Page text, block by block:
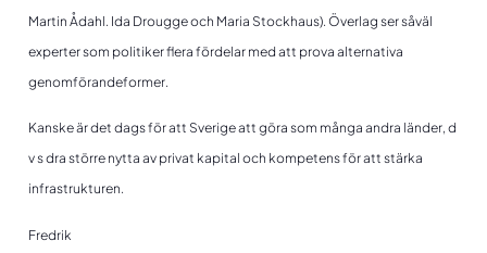
Martin Ådahl. Ida Drougge och Maria Stockhaus). Överlag ser såväl
experter som politiker flera fördelar med att prova alternativa
genomförandeformer.
Kanske är det dags för att Sverige att göra som många andra länder, d
v s dra större nytta av privat kapital och kompetens för att stärka
infrastrukturen.
Fredrik